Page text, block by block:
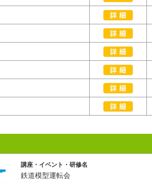
講座・イベント・研修名
鉄道模型運転会